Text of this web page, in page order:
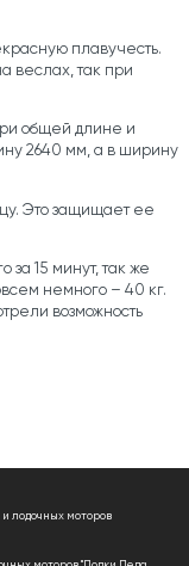
плавучесть.
веслах, так при
общей длине и
2640 мм, а в ширину
Это защищает ее
за 15 минут, так же
немного – 40 кг.
возможность
лодочных моторов